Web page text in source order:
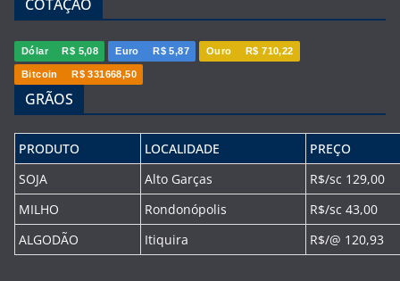
COTAÇÃO
Dólar R$ 5,08 Euro R$ 5,87 Ouro R$ 710,22
Bitcoin R$ 331668,50
GRÃOS
PRODUTO LOCALIDADE
PREÇO
SOJA
Alto Garças
R$/sc 129,00
MILHO
Rondonópolis
R$/sc 43,00
ALGODÃO
Itiquira R$/@ 120,93